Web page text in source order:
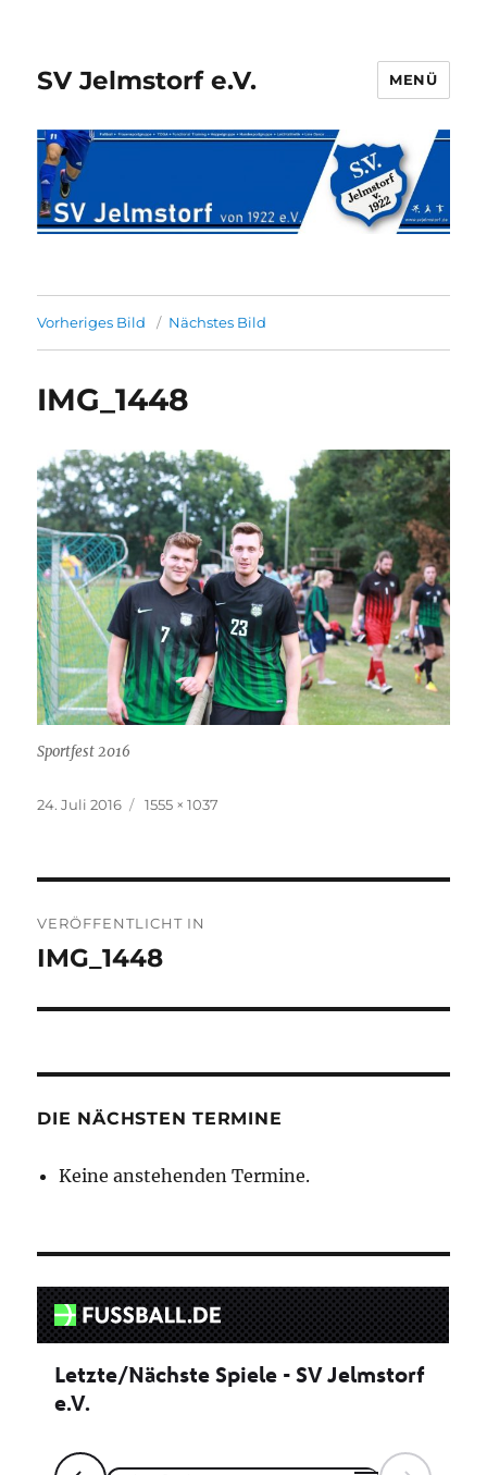
SV Jelmstorf e.V. MENÜ
Vorheriges Bild Nächstes Bild
IMG_1448
Sportfest 2016
Veröffentlicht
24. Juli 2016 Originalgröße
1555 × 1037
VERÖFFENTLICHT IN
IMG_1448
DIE NÄCHSTEN TERMINE
Keine anstehenden Termine.